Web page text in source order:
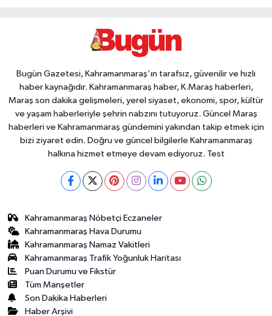
Bugün Gazetesi, Kahramanmaraş’ın tarafsız, güvenilir ve hızlı
haber kaynağıdır. Kahramanmaraş haber, K.Maraş haberleri,
Maraş son dakika gelişmeleri, yerel siyaset, ekonomi, spor, kültür
ve yaşam haberleriyle şehrin nabzını tutuyoruz. Güncel Maraş
haberleri ve Kahramanmaraş gündemini yakından takip etmek için
bizi ziyaret edin. Doğru ve güncel bilgilerle Kahramanmaraş
halkına hizmet etmeye devam ediyoruz. Test
Kahramanmaraş Nöbetçi Eczaneler
Kahramanmaraş Hava Durumu
Kahramanmaraş Namaz Vakitleri
Kahramanmaraş Trafik Yoğunluk Haritası
Puan Durumu ve Fikstür
Tüm Manşetler
Son Dakika Haberleri
Haber Arşivi